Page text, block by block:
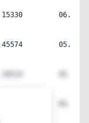
15330
45574